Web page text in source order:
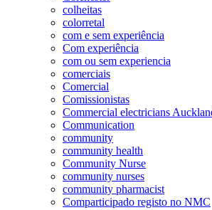
colheitas
colorretal
com e sem experiência
Com experiência
com ou sem experiencia
comerciais
Comercial
Comissionistas
Commercial electricians
Communication
community
community health
Community Nurse
community nurses
community pharmacist
Comparticipado registo no NMC